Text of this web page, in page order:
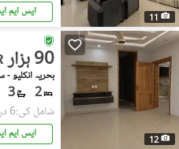
11 ایس ایم
12
90 ہزار
بحریہ انکلیو -
2
3
شامل کی:6 دن پہل
ایس ایم